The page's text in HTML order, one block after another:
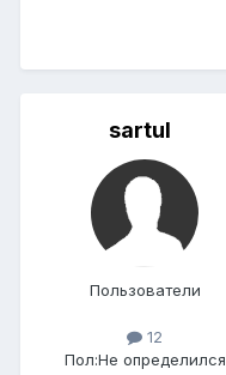
sartul
Пользователи
12
Пол:Не определился